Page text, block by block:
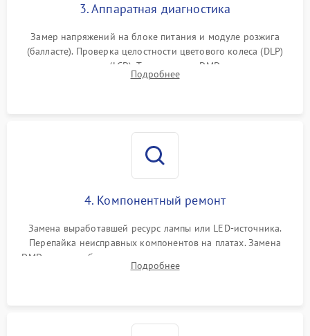
3. Аппаратная диагностика
Замер напряжений на блоке питания и модуле розжига
(балласте). Проверка целостности цветового колеса (DLP)
или поляризаторов (LCD). Тестирование DMD-чипа, датчиков
температуры и оптопар с помощью мультиметра и
Подробнее
4. Компонентный ремонт
Замена выработавшей ресурс лампы или LED-источника.
Перепайка неисправных компонентов на платах. Замена
DMD-чипа при битых пикселях, установка нового цветового
колеса или восстановление сгоревших поляризационных
Подробнее